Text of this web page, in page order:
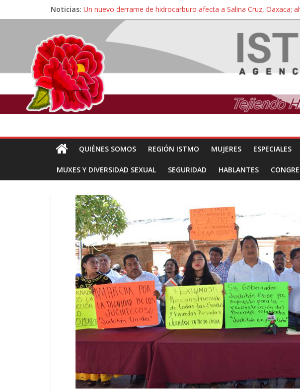
Noticias: Un nuevo derrame de hidrocarburo afecta a Salina Cruz, Oaxaca;
Ángel, el joven autista expulsado por la Universidad Bienestar de
Familiares de periodista Alejandro Leyva se reúnen con titular de
Alertan pescadores de Juchitán, Oaxaca de nuevo despojo de su
Pescadores y comuneros ikoots detienen la extracción ilegal de
QUIÉNES SOMOS REGIÓN ISTMO MUJERES ESPECIALES
MUXES Y DIVERSIDAD SEXUAL SEGURIDAD HABLANTES